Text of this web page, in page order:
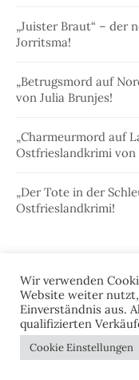
„Juister Braut“ – der
Jorritsma!
„Betrugsmord auf
von Julia Brunjes!
„Charmeurmord auf
Ostfrieslandkrimi von
„Der Tote in der
Ostfrieslandkrimi!
KATEGORIEN
Wir verwenden
Website weiter
Einverständnis aus.
qualifizierten
Cookie Einstellungen